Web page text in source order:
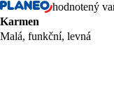
hodnotený
Karmen
Malá, funkční, levná